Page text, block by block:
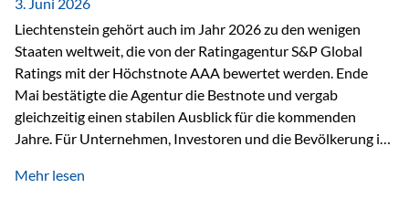
Liechtenstein gehört auch im Jahr 2026 zu den wenigen
Staaten weltweit, die von der Ratingagentur S&P Global
Ratings mit der Höchstnote AAA bewertet werden. Ende
Mai bestätigte die Agentur die Bestnote und vergab
gleichzeitig einen stabilen Ausblick für die kommenden
Jahre. Für Unternehmen, Investoren und die Bevölkerung ist
finanzielle Stabilität des Landes sowie das Vertrauen
Mehr lesen